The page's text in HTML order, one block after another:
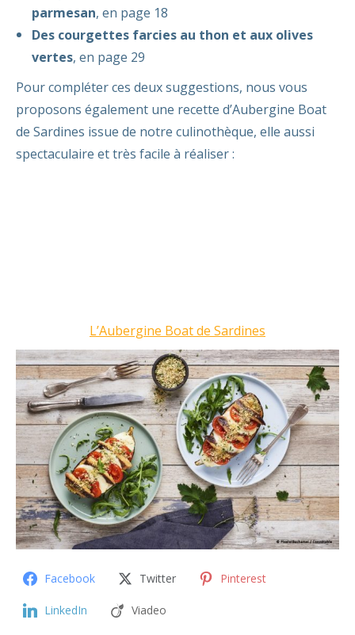
parmesan, en page 18
Des courgettes farcies au thon et aux olives
vertes, en page 29
Pour compléter ces deux suggestions, nous vous
proposons également une recette d’Aubergine Boat
de Sardines issue de notre culinothèque, elle aussi
spectaculaire et très facile à réaliser :
L’Aubergine Boat de Sardines
Facebook Twitter Pinterest
LinkedIn Viadeo